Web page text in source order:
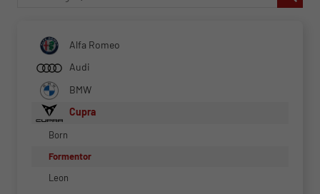
Alfa Romeo
Audi
BMW
Cupra
Born
Formentor
Leon